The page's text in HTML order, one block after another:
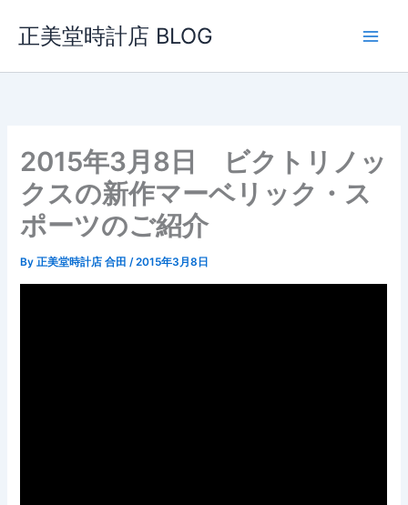
ス
正美堂時計店 BLOG
2015年3月8日 ビクトリノッ
クスの新作マーベリック・ス
ポーツのご紹介
By正美堂時計店 合田/2015年3月8日